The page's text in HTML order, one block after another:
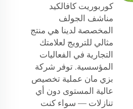
كوربوريت كافالكيد
مناشف الجولف
المخصصة لدينا هي منتج
مثالي للترويج لعلامتك
التجارية في الفعاليات
المؤسسية. توفر شركة
بزي مان عملية تخصيص
عالية المستوى دون أي
تنازلات — سواء كنت